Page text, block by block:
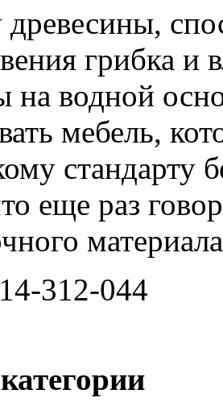
древесины,
грибка и
на водной
мебель,
стандарту
еще раз
312-044